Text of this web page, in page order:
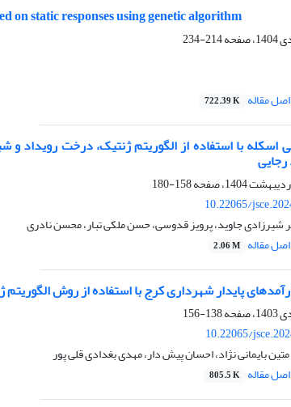
on static responses using genetic algorithm
214-234
اصل مقاله 722.39 K
اسکله با استفاده از الگوریتم‌ ژنتیک، درخت رویداد
158-180
10.22065/
شیرزادی جاوید، پرویز قدوسی، حسن ملکی تبار، محسن نادری
اصل مقاله 2.06 M
پایدار شهرداری کرج با استفاده از روش الگوریتم
138-156
10.22065/
بایمانی نژاد، احسان پیش دار، مهدی بغدادی قلی پور
اصل مقاله 805.5 K